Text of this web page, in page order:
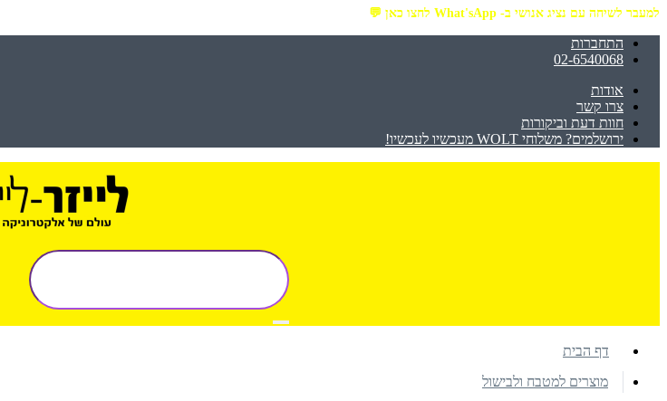
למעבר לשיחה עם נציג אנושי ב- What'sApp לחצו כאן 💬
התחברות
02-6540068
אודות
צרו קשר
חוות דעת וביקורות
ירושלמים? משלוחי WOLT מעכשיו לעכשיו!
דף הבית
מוצרים למטבח ולבישול